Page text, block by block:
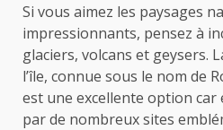
Si vous aimez les paysages
impressionnants, pensez à
glaciers, volcans et geysers.
l’île, connue sous le nom de
est une excellente option car
par de nombreux sites